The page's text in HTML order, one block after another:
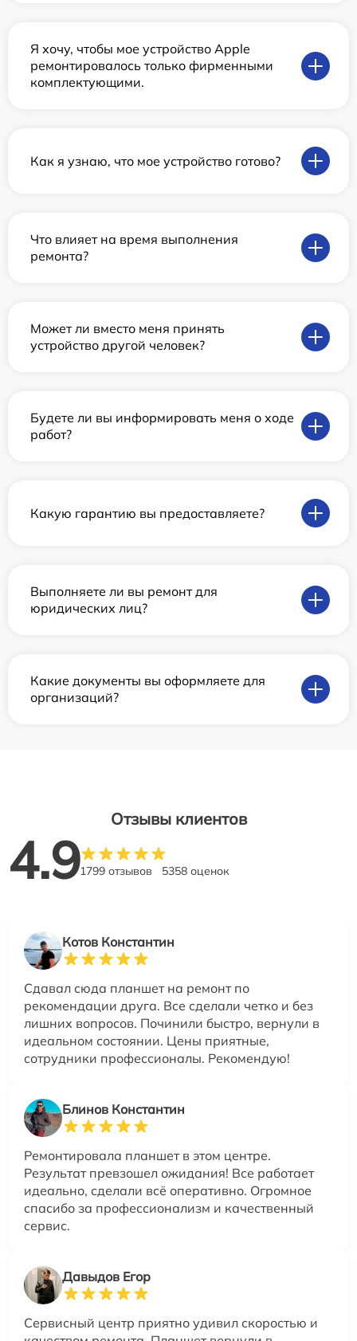
Я хочу, чтобы мое устройство Apple
ремонтировалось только фирменными
комплектующими.
Как я узнаю, что мое устройство готово?
Что влияет на время выполнения
ремонта?
Может ли вместо меня принять
устройство другой человек?
Будете ли вы информировать меня о ходе
работ?
Какую гарантию вы предоставляете?
Выполняете ли вы ремонт для
юридических лиц?
Какие документы вы оформляете для
организаций?
Отзывы клиентов
4.91799 отзывов 5358 оценок
Котов Константин
Сдавал сюда планшет на ремонт по
рекомендации друга. Все сделали четко и без
лишних вопросов. Починили быстро, вернули в
идеальном состоянии. Цены приятные,
сотрудники профессионалы. Рекомендую!
Блинов Константин
Ремонтировала планшет в этом центре.
Результат превзошел ожидания! Все работает
идеально, сделали всё оперативно. Огромное
спасибо за профессионализм и качественный
сервис.
Давыдов Егор
Сервисный центр приятно удивил скоростью и